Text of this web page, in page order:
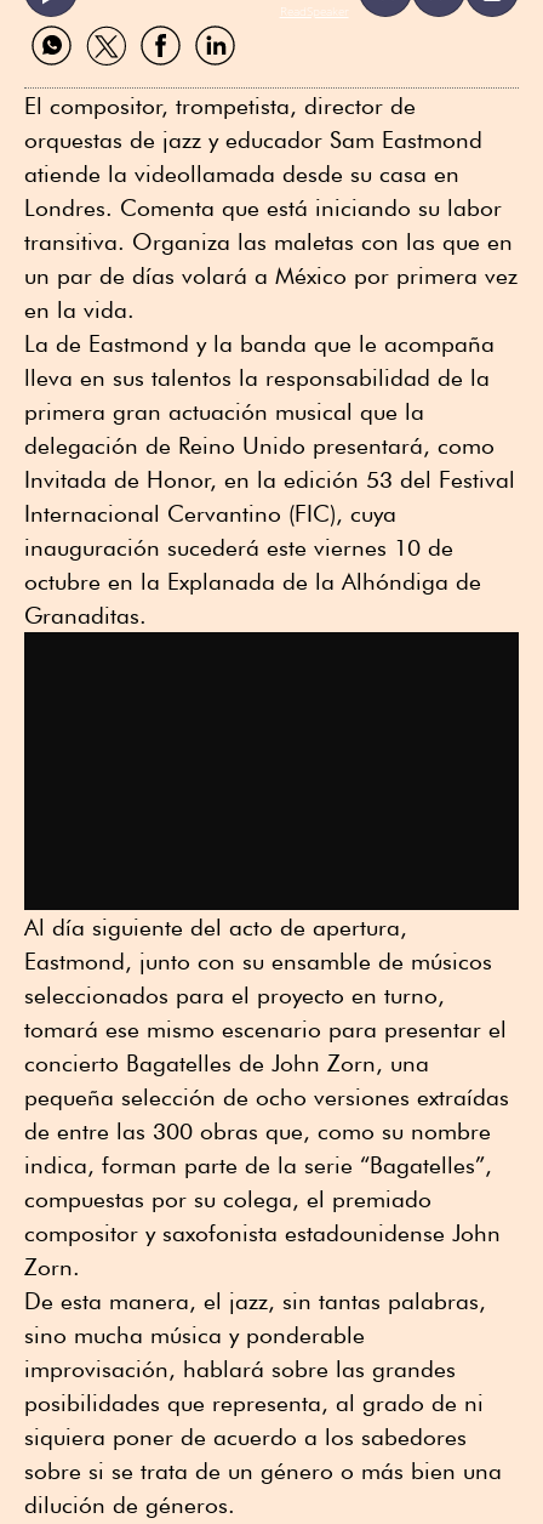
ReadSpeaker
Compartir
por
Compartir
por
Compartir
por
Compartir
por
El compositor, trompetista, director de
orquestas de jazz y educador Sam Eastmond
atiende la videollamada desde su casa en
Londres. Comenta que está iniciando su labor
transitiva. Organiza las maletas con las que en
un par de días volará a México por primera vez
en la vida.
La de Eastmond y la banda que le acompaña
lleva en sus talentos la responsabilidad de la
primera gran actuación musical que la
delegación de Reino Unido presentará, como
Invitada de Honor, en la edición 53 del Festival
Internacional Cervantino (FIC), cuya
inauguración sucederá este viernes 10 de
octubre en la Explanada de la Alhóndiga de
Granaditas.
Al día siguiente del acto de apertura,
Eastmond, junto con su ensamble de músicos
seleccionados para el proyecto en turno,
tomará ese mismo escenario para presentar el
concierto Bagatelles de John Zorn, una
pequeña selección de ocho versiones extraídas
de entre las 300 obras que, como su nombre
indica, forman parte de la serie “Bagatelles”,
compuestas por su colega, el premiado
compositor y saxofonista estadounidense John
Zorn.
De esta manera, el jazz, sin tantas palabras,
sino mucha música y ponderable
improvisación, hablará sobre las grandes
posibilidades que representa, al grado de ni
siquiera poner de acuerdo a los sabedores
sobre si se trata de un género o más bien una
dilución de géneros.